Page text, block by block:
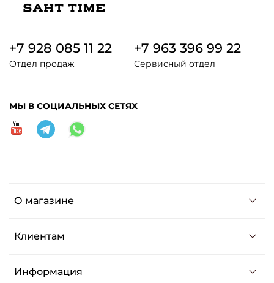
О магазине
Клиентам
Информация
+7 928 085 11 22
Отдел продаж
+7 963 396 99 22
Сервисный отдел
МЫ В СОЦИАЛЬНЫХ СЕТЯХ